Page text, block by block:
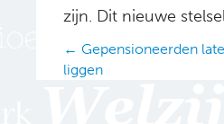
zijn. Dit nieuwe
Posts
navigation
← Gepensioneerden
liggen